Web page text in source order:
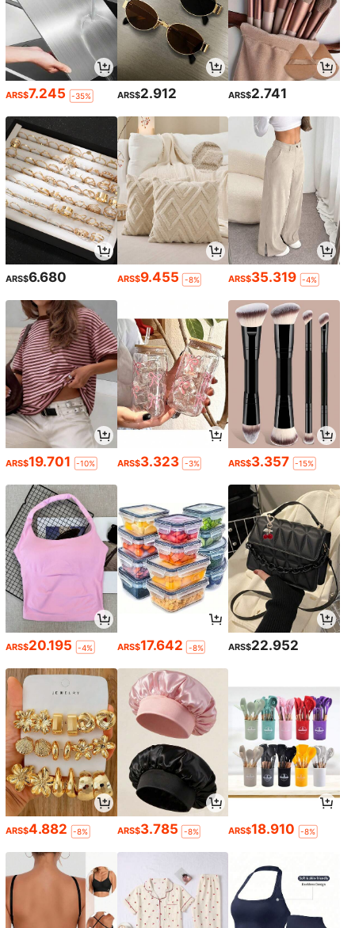
ARS$7.245 -35% ARS$2.912 ARS$2.741
ARS$6.680 ARS$9.455 -8% ARS$35.319 -4%
ARS$19.701 -10% ARS$3.323 -3% ARS$3.357 -15%
ARS$20.195 -4% ARS$17.642 -8% ARS$22.952
ARS$4.882 -8% ARS$3.785 -8% ARS$18.910 -8%